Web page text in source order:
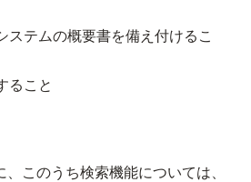
ステムの概要書を備え付けるこ
ること
このうち検索機能については、